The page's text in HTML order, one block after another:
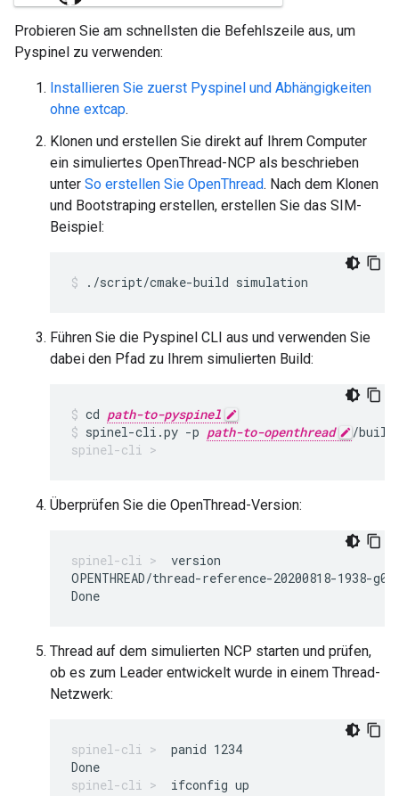
Probieren Sie am schnellsten die Befehlszeile aus, um
Pyspinel zu verwenden:
Installieren Sie zuerst Pyspinel und Abhängigkeiten
ohne extcap.
Klonen und erstellen Sie direkt auf Ihrem Computer
ein simuliertes OpenThread-NCP als beschrieben
unter So erstellen Sie OpenThread. Nach dem Klonen
und Bootstraping erstellen, erstellen Sie das SIM-
Beispiel:
./script/cmake-build simulation
Führen Sie die Pyspinel CLI aus und verwenden Sie
dabei den Pfad zu Ihrem simulierten Build:
cd path-to-pyspinel
spinel-cli.py -p path-to-openthread /build/
Überprüfen Sie die OpenThread-Version:
version
OPENTHREAD/thread-reference-20200818-1938-
Thread auf dem simulierten NCP starten und prüfen,
ob es zum Leader entwickelt wurde in einem Thread-
Netzwerk:
panid 1234
ifconfig up